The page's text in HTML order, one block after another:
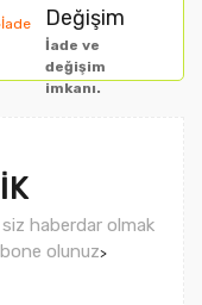
Değişim
İade ve
değişim
imkanı.
haberdar olmak
olunuz>